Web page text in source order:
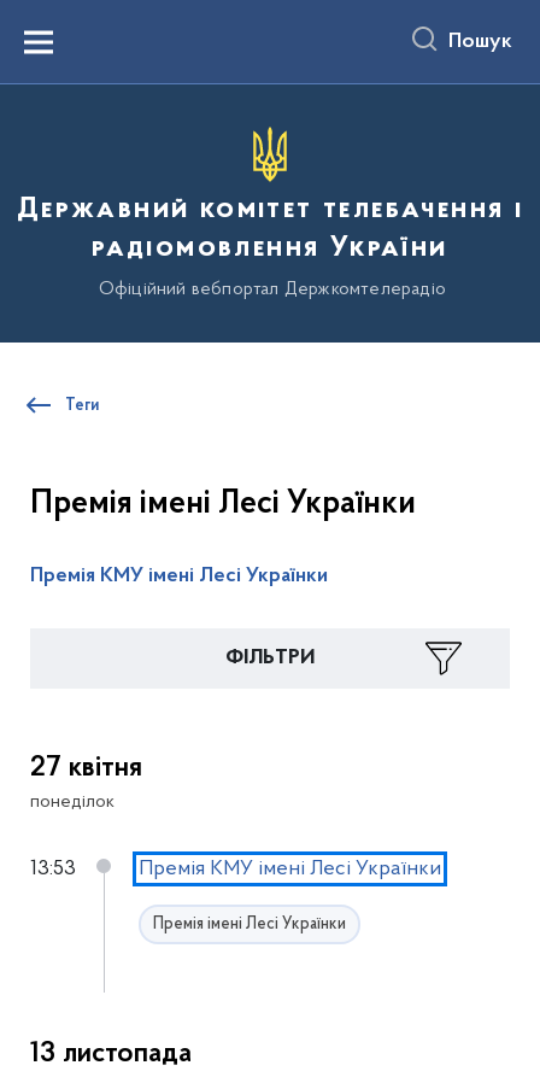
вмістуMenu Пошук
Державний комітет телебачення і
радіомовлення України
Офіційний вебпортал Держкомтелерадіо
Теги
Премія імені Лесі Українки
Премія КМУ імені Лесі Українки
ФІЛЬТРИ
27 квітня
понеділок
13:53 Премія КМУ імені Лесі Українки
Премія імені Лесі Українки
13 листопада